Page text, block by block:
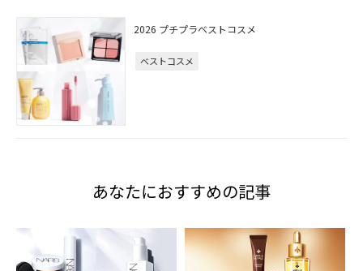
2026 プチプラベストコスメ
ベストコスメ
あなたにおすすめの記事